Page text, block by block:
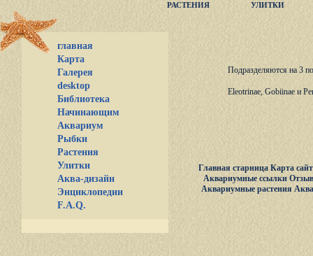
РАСТЕНИЯ
УЛИТКИ
главная
Карта
Галерея
desktop
Библиотека
Начинающим
Аквариум
Рыбки
Растения
Улитки
Аква-дизайн
Энциклопедии
F.A.Q.
Подразделяются на 3
Eleotrinae, Gobiinae и
Главная старница Карта
Аквариумные ссылки
Аквариумные растения